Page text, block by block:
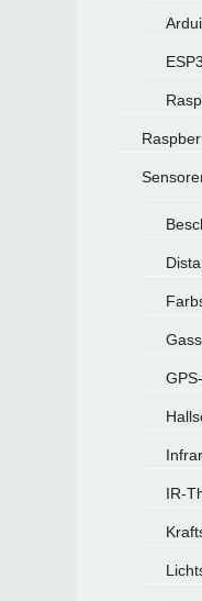
IR-